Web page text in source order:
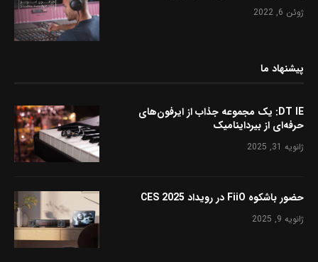
ژوئن 6, 2022
پیشنهاد ما
DT IE: یک مجموعه جذاب از ایرفون‌های
حرفه‌ای از بیرداینامیک
ژانویه 31, 2025
حضور باشکوه FiiO در رویداد CES 2025
ژانویه 9, 2025